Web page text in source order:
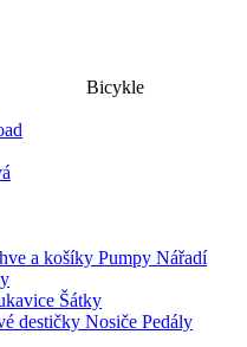
Bicykle
a košíky Pumpy Nářadí
Šátky
destičky Nosiče Pedály